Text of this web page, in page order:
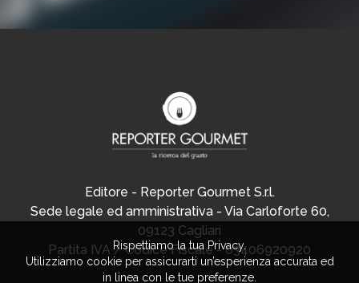
Editore - Reporter Gourmet S.r.l.
Sede legale ed amministrativa - Via Carloforte 60,
09123 Cagliari
Partita IVA / Codice Fiscale - 03406920920
Rispettiamo la tua Privacy.
Utilizziamo cookie per assicurarti un’esperienza accurata ed
in linea con le tue preferenze.